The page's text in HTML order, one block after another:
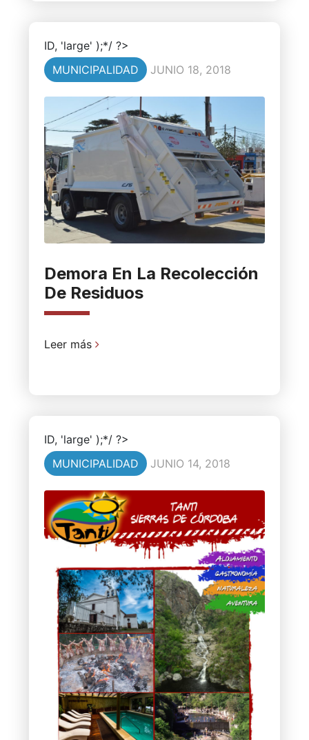
ID, 'large' );*/ ?>
MUNICIPALIDAD
JUNIO 18, 2018
Demora En La Recolección
De Residuos
Leer más
ID, 'large' );*/ ?>
MUNICIPALIDAD
JUNIO 14, 2018